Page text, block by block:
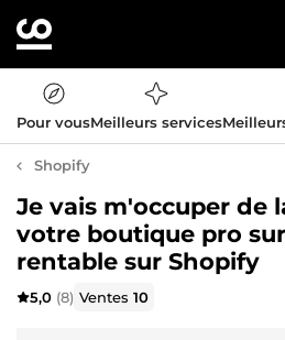
Pour vousMeilleurs services
Shopify
Je vais m'occuper de
votre boutique pro
rentable sur Shopify
5,0 (8) Ventes10